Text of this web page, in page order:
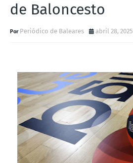
de Baloncesto
Periódico de Baleares abril 28, 2025